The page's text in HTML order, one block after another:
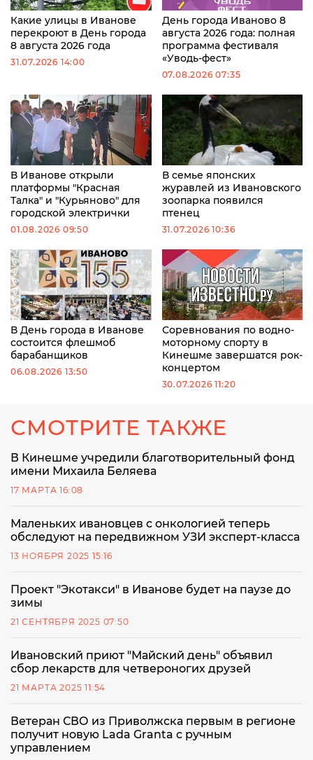
Какие улицы в Иванове
перекроют в День города
8 августа 2026 года
31.07.2026 14:00
День города Иваново 8
августа 2026 года: полная
программа фестиваля
«Уводь-фест»
07.08.2026 07:35
В Иванове открыли
платформы "Красная
Талка" и "Курьяново" для
городской электрички
01.08.2026 09:50
В семье японских
журавлей из Ивановского
зоопарка появился
птенец
31.07.2026 10:36
В День города в Иванове
состоится флешмоб
барабанщиков
06.08.2026 13:50
Соревнования по водно-
моторному спорту в
Кинешме завершатся рок-
концертом
30.07.2026 11:20
СМОТРИТЕ ТАКЖЕ
В Кинешме учредили благотворительный фонд
имени Михаила Беляева
17 МАРТА 16:08
Маленьких ивановцев с онкологией теперь
обследуют на передвижном УЗИ эксперт-класса
13 НОЯБРЯ 2025 15:16
Проект "Экотакси" в Иванове будет на паузе до
зимы
21 СЕНТЯБРЯ 2025 07:50
Ивановский приют "Майский день" объявил
сбор лекарств для четвероногих друзей
21 МАРТА 2025 11:54
Ветеран СВО из Приволжска первым в регионе
получит новую Lada Granta с ручным
управлением